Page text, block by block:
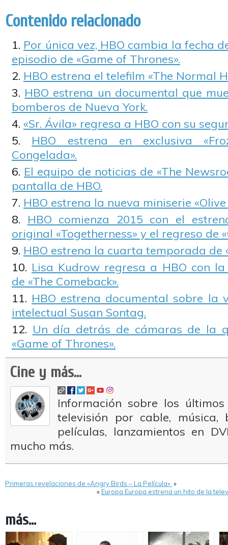
Contenido relacionado
Por única vez, HBO cambia la fecha
episodio de «Game of Thrones».
HBO estrena el telefilm «The Normal
HBO estrena un documental que
bomberos de Nueva York.
«Sr. Ávila» regresa a HBO con su
HBO estrena en exclusiva
Congelada».
El equipo de noticias de «The
pantalla de HBO.
HBO estrena la nueva miniserie
HBO comienza 2015 con el
original «Togetherness» y el regreso de
HBO estrena la cuarta temporada de
Lisa Kudrow regresa a HBO con
de «The Comeback».
HBO estrena documental sobre la
intelectual Susan Sontag.
Un día detrás de cámaras de la
«Game of Thrones».
Cine y más...
Información sobre los
televisión por cable, música,
películas, lanzamientos en
mucho más.
Primeras revelaciones de «Angry Birds – La Película». »
«Europa Europa estrena un hito de la
más...